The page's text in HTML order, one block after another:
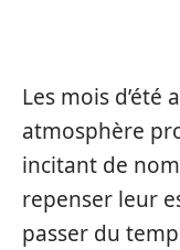
Les mois d’été
atmosphère
incitant de
repenser leur
passer du